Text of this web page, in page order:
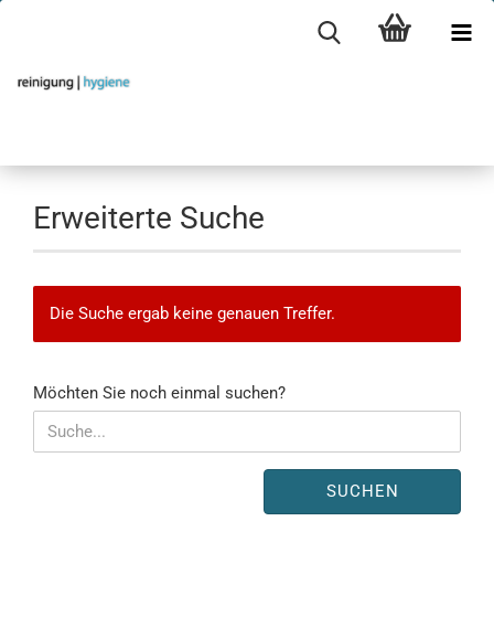
Erweiterte Suche
Die Suche ergab keine genauen Treffer.
MÖCHTEN
SIE
NOCH
Möchten Sie noch einmal suchen?
SUCHEN